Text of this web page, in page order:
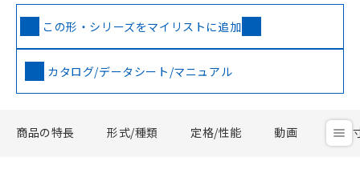
この形・シリーズをマイリストに追加
カタログ/データシート/マニュアル
商品の特長 形式/種類 定格/性能 動画 外形